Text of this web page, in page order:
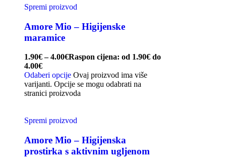
Spremi proizvod
Amore Mio – Higijenske
maramice
1.90€ – 4.00€Raspon cijena: od 1.90€ do
4.00€
Odaberi opcije Ovaj proizvod ima više
varijanti. Opcije se mogu odabrati na
stranici proizvoda
Spremi proizvod
Amore Mio – Higijenska
prostirka s aktivnim ugljenom